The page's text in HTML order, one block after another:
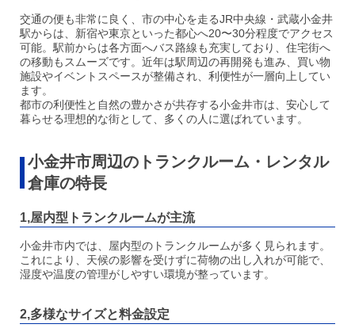
交通の便も非常に良く、市の中心を走るJR中央線・武蔵小金井
駅からは、新宿や東京といった都心へ20〜30分程度でアクセス
可能。駅前からは各方面へバス路線も充実しており、住宅街へ
の移動もスムーズです。近年は駅周辺の再開発も進み、買い物
施設やイベントスペースが整備され、利便性が一層向上してい
ます。
都市の利便性と自然の豊かさが共存する小金井市は、安心して
暮らせる理想的な街として、多くの人に選ばれています。
小金井市周辺のトランクルーム・レンタル
倉庫の特長
1,屋内型トランクルームが主流
小金井市内では、屋内型のトランクルームが多く見られます。​
これにより、天候の影響を受けずに荷物の出し入れが可能で、
湿度や温度の管理がしやすい環境が整っています。​
2,多様なサイズと料金設定